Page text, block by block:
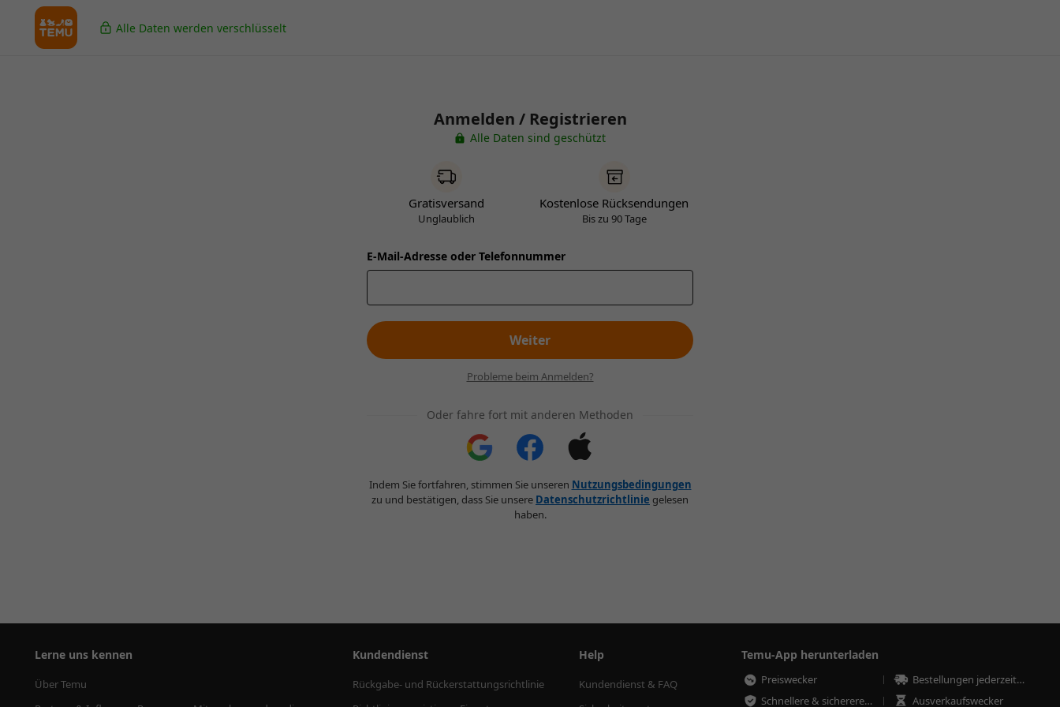
Alle Daten werden verschlüsselt
Anmelden / Registrieren
Alle Daten sind geschützt
Gratisversand
Unglaublich
Kostenlose Rücksendungen
Bis zu 90 Tage
E-Mail-Adresse oder Telefonnummer
Weiter
Probleme beim Anmelden?
Oder fahre fort mit anderen Methoden
Indem Sie fortfahren, stimmen Sie unseren Nutzungsbedingungen
zu und bestätigen, dass Sie unsere Datenschutzrichtlinie gelesen
haben.
Lerne uns kennen
Über Temu
Kundendienst
Rückgabe- und Rückerstattungsrichtlinie
Help
Kundendienst & FAQ
Temu-App herunterladen
Preiswecker
Bestellungen jederzeit nachverfolgen
Schnellere & sicherere Bestellungen
Ausverkaufswecker